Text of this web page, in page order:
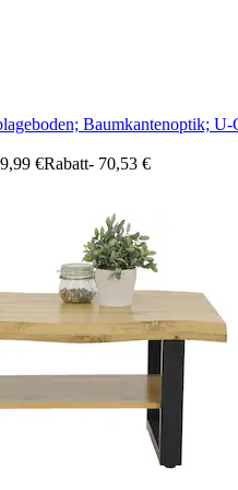
Baumkantenoptik; U-
€Rabatt- 70,53 €